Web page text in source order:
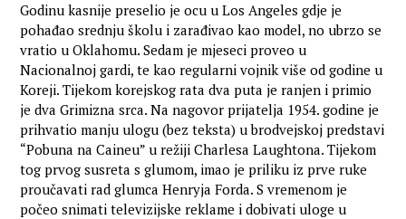
Godinu kasnije preselio je ocu u Los Angeles gdje je
pohađao srednju školu i zarađivao kao model, no ubrzo se
vratio u Oklahomu. Sedam je mjeseci proveo u
Nacionalnoj gardi, te kao regularni vojnik više od godine u
Koreji. Tijekom korejskog rata dva puta je ranjen i primio
je dva Grimizna srca. Na nagovor prijatelja 1954. godine je
prihvatio manju ulogu (bez teksta) u brodvejskoj predstavi
“Pobuna na Caineu” u režiji Charlesa Laughtona. Tijekom
tog prvog susreta s glumom, imao je priliku iz prve ruke
proučavati rad glumca Henryja Forda. S vremenom je
počeo snimati televizijske reklame i dobivati uloge u